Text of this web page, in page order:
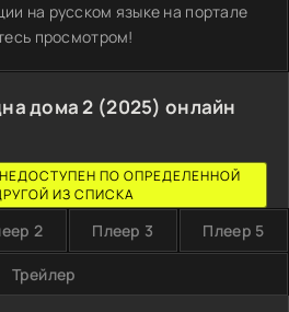
на русском языке на портале
просмотром!
дома 2 (2025) онлайн
ПО ОПРЕДЕЛЕННОЙ
ИЗ СПИСКА
2 Плеер 3 Плеер 5
Трейлер